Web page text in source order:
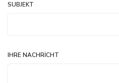
SUBJEKT
IHRE NACHRICHT